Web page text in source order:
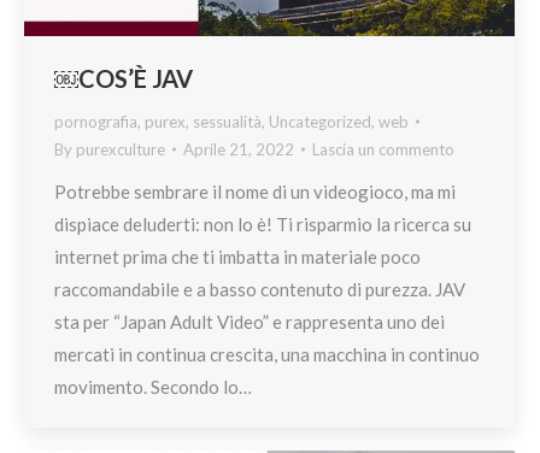
￼COS’È JAV
pornografia, purex, sessualità, Uncategorized, web
By purexculture Aprile 21, 2022 Lascia un commento
Potrebbe sembrare il nome di un videogioco, ma mi
dispiace deluderti: non lo è! Ti risparmio la ricerca su
internet prima che ti imbatta in materiale poco
raccomandabile e a basso contenuto di purezza. JAV
sta per “Japan Adult Video” e rappresenta uno dei
mercati in continua crescita, una macchina in continuo
movimento. Secondo lo…